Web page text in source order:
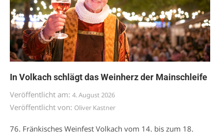
In Volkach schlägt das Weinherz der Mainschleife
Veröffentlicht am: 4. August 2026
Veröffentlicht von: Oliver Kastner
76. Fränkisches Weinfest Volkach vom 14. bis zum 18.